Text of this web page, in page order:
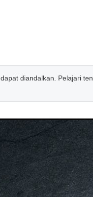
diandalkan. Pelajari